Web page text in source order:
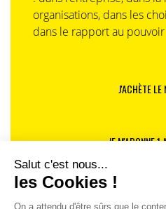
organisations, dans les
dans le rapport au
J'ACHÈTE LE
JE M'ABONNE 1
JE DÉCOUVRE LES